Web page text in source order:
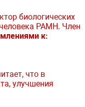
биологических
РАМН. Член
к:
что в
улучшения